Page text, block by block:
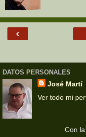
‹
DATOS PERSONALES
José Martí
Ver todo mi
Con